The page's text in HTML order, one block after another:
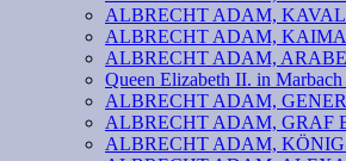
ALBRECHT ADAM,
ALBRECHT ADAM,
ALBRECHT ADAM,
Queen Elizabeth II. in
ALBRECHT ADAM,
ALBRECHT ADAM, GRAF
ALBRECHT ADAM,